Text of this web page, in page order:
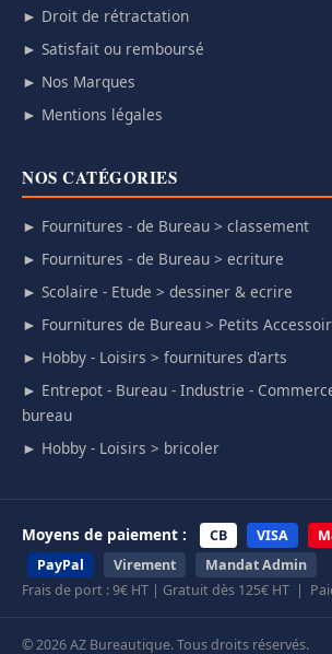
► Droit de rétractation
► Satisfait ou remboursé
► Nos Marques
► Mentions légales
NOS CATÉGORIES
► Fournitures - de Bureau > classement
► Fournitures - de Bureau > ecriture
► Scolaire - Etude > dessiner & ecrire
► Fournitures de Bureau > Petits
► Hobby - Loisirs > fournitures d'arts
► Entrepot - Bureau - Industrie -
bureau
► Hobby - Loisirs > bricoler
Moyens de paiement : CB VISA
PayPal
Virement
Mandat Admin
Frais de port : 9€ HT | Gratuit dès 125€ HT |
© 2026 AZ Bureautique. Tous droits réservés.